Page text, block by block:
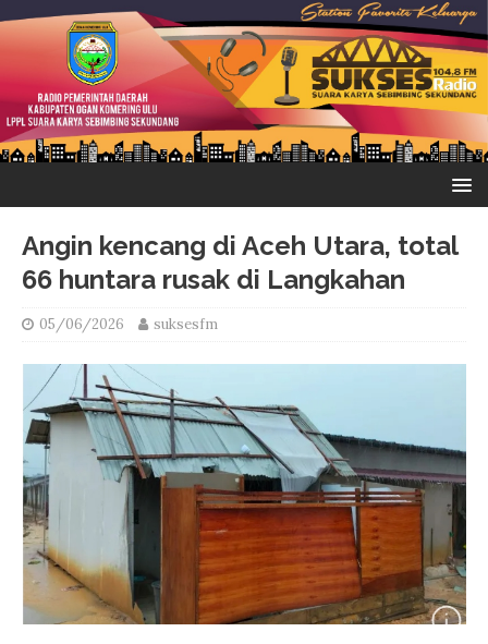
Angin kencang di Aceh Utara, total
66 huntara rusak di Langkahan
05/06/2026 suksesfm